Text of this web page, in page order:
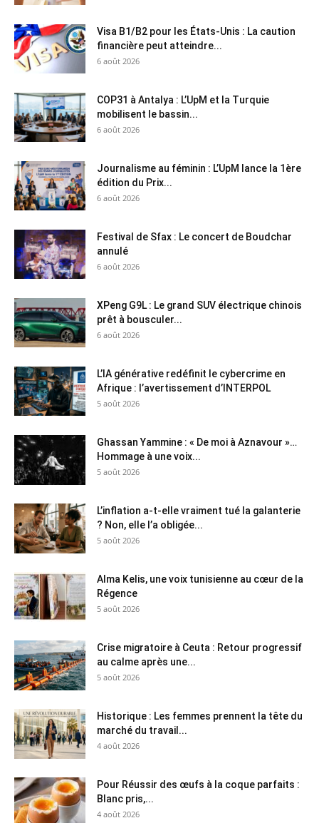
Visa B1/B2 pour les États-Unis : La caution
financière peut atteindre...
6 août 2026
COP31 à Antalya : L’UpM et la Turquie
mobilisent le bassin...
6 août 2026
Journalisme au féminin : L’UpM lance la 1ère
édition du Prix...
6 août 2026
Festival de Sfax : Le concert de Boudchar
annulé
6 août 2026
XPeng G9L : Le grand SUV électrique chinois
prêt à bousculer...
6 août 2026
L’IA générative redéfinit le cybercrime en
Afrique : l’avertissement d’INTERPOL
5 août 2026
Ghassan Yammine : « De moi à Aznavour »…
Hommage à une voix...
5 août 2026
L’inflation a-t-elle vraiment tué la galanterie
? Non, elle l’a obligée...
5 août 2026
Alma Kelis, une voix tunisienne au cœur de la
Régence
5 août 2026
Crise migratoire à Ceuta : Retour progressif
au calme après une...
5 août 2026
Historique : Les femmes prennent la tête du
marché du travail...
4 août 2026
Pour Réussir des œufs à la coque parfaits :
Blanc pris,...
4 août 2026